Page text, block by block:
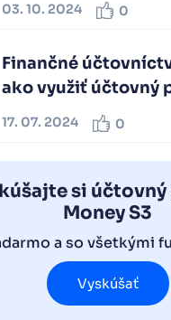
03. 10. 2024 0
Finančné
ako využiť účtovný
17. 07. 2024 0
si
Money S3
a so všetkými
Vyskúšať